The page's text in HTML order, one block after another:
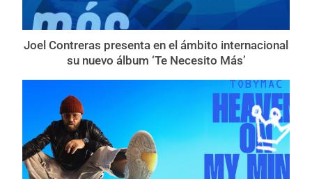
Joel Contreras presenta en el ámbito internacional
su nuevo álbum ‘Te Necesito Más’